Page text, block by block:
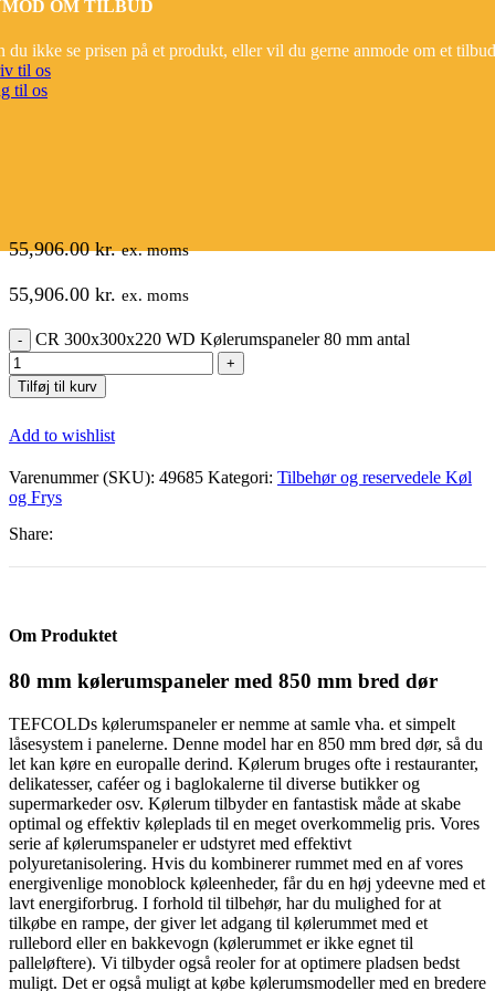
OM TILBUD
du ikke se prisen på et produkt, eller vil du gerne anmode om et
til os
til os
55,906.00kr. ex. moms
55,906.00 kr. ex. moms
CR 300x300x220 WD Kølerumspaneler 80 mm antal
Tilføj til kurv
Add to wishlist
Varenummer (SKU): 49685 Kategori: Tilbehør og reservedele Køl
og Frys
Share:
Om Produktet
80 mm kølerumspaneler med 850 mm bred dør
TEFCOLDs kølerumspaneler er nemme at samle vha. et simpelt
låsesystem i panelerne. Denne model har en 850 mm bred dør, så du
let kan køre en europalle derind. Kølerum bruges ofte i restauranter,
delikatesser, caféer og i baglokalerne til diverse butikker og
supermarkeder osv. Kølerum tilbyder en fantastisk måde at skabe
optimal og effektiv køleplads til en meget overkommelig pris. Vores
serie af kølerumspaneler er udstyret med effektivt
polyuretanisolering. Hvis du kombinerer rummet med en af vores
energivenlige monoblock køleenheder, får du en høj ydeevne med et
lavt energiforbrug. I forhold til tilbehør, har du mulighed for at
tilkøbe en rampe, der giver let adgang til kølerummet med et
rullebord eller en bakkevogn (kølerummet er ikke egnet til
palleløftere). Vi tilbyder også reoler for at optimere pladsen bedst
muligt. Det er også muligt at købe kølerumsmodeller med en bredere